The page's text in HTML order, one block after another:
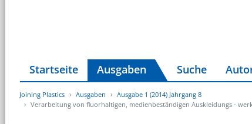
Startseite Ausgaben Suche
Joining Plastics Ausgaben
Ausgabe 1 (2014) Jahrgang 8
Verarbeitung von fluorhaltigen, medienbeständigen Auskleidungs -